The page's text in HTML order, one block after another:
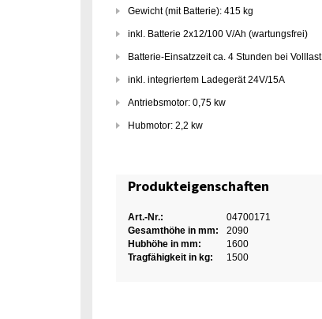
Gewicht (mit Batterie): 415 kg
inkl. Batterie 2x12/100 V/Ah (wartungsfrei)
Batterie-Einsatzzeit ca. 4 Stunden bei Volllast
inkl. integriertem Ladegerät 24V/15A
Antriebsmotor: 0,75 kw
Hubmotor: 2,2 kw
Produkteigenschaften
Art.-Nr.:
04700171
Gesamthöhe in mm:
2090
Hubhöhe in mm:
1600
Tragfähigkeit in kg:
1500